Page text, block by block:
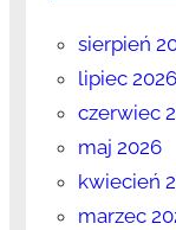
sierpień
lipiec 2026
czerwiec
maj 2026
kwiecień
marzec